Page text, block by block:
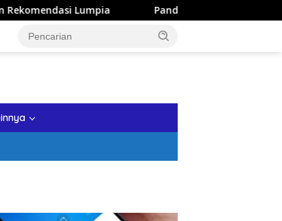
Panduan Wisata Keluarga ke Kota Batu: Itinerary